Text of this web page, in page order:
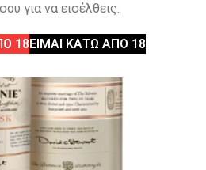
για να εισέλθεις.
18ΕΙΜΑΙ ΚΑΤΩ ΑΠΟ 18